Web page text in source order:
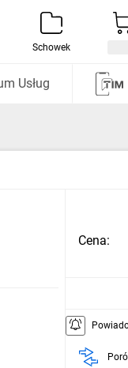
Schowek
Usług
Cena: